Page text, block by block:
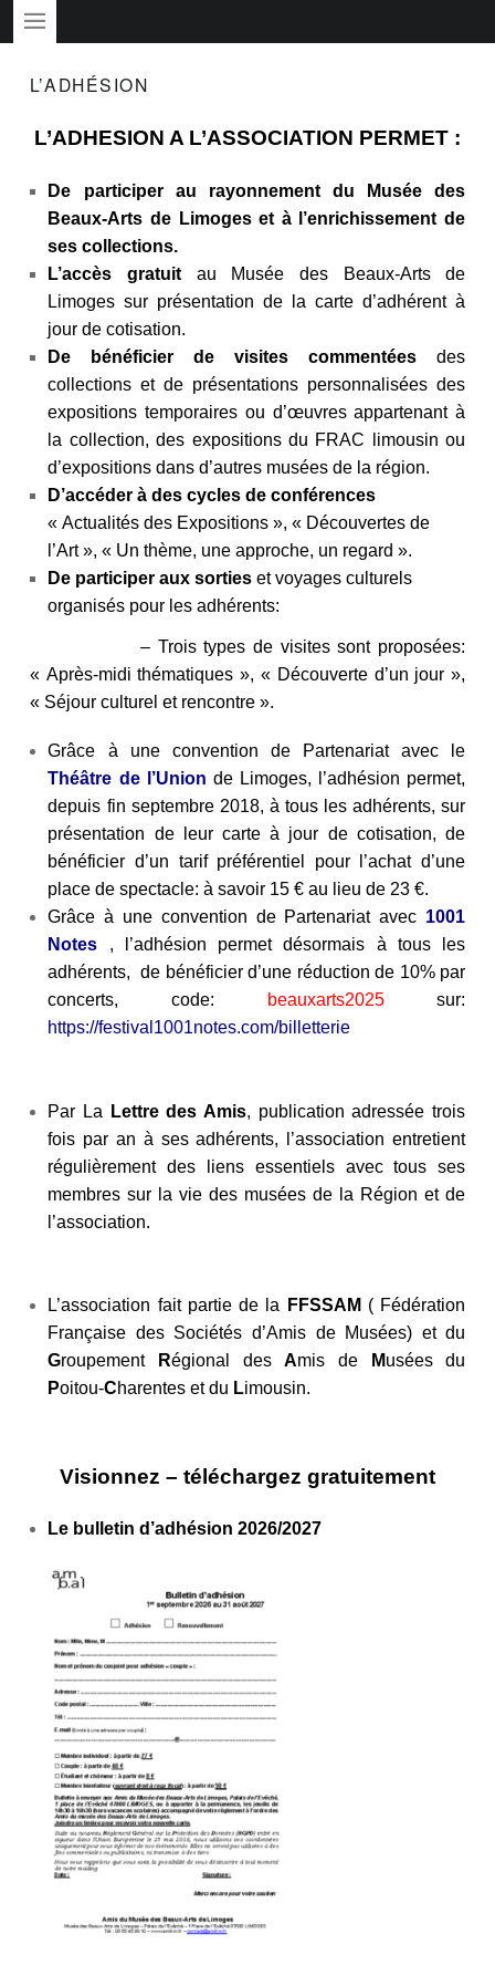
L’ADHÉSION
L’ADHESION A L’ASSOCIATION PERMET :
De participer au rayonnement du Musée des
Beaux-Arts de Limoges et à l’enrichissement de
ses collections.
L’accès gratuit au Musée des Beaux-Arts de
Limoges sur présentation de la carte d’adhérent à
jour de cotisation.
De bénéficier de visites commentées des
collections et de présentations personnalisées des
expositions temporaires ou d’œuvres appartenant à
la collection, des expositions du FRAC limousin ou
d’expositions dans d’autres musées de la région.
D’accéder à des cycles de conférences
« Actualités des Expositions », « Découvertes de
l’Art », « Un thème, une approche, un regard ».
De participer aux sorties et voyages culturels
organisés pour les adhérents:
– Trois types de visites sont proposées:
« Après-midi thématiques », « Découverte d’un jour »,
« Séjour culturel et rencontre ».
Grâce à une convention de Partenariat avec le
Théâtre de l’Union de Limoges, l’adhésion permet,
depuis fin septembre 2018, à tous les adhérents, sur
présentation de leur carte à jour de cotisation, de
bénéficier d’un tarif préférentiel pour l’achat d’une
place de spectacle: à savoir 15 € au lieu de 23 €.
Grâce à une convention de Partenariat avec 1001
Notes , l’adhésion permet désormais à tous les
adhérents, de bénéficier d’une réduction de 10% par
concerts, code:
beauxarts2025sur:
https://festival1001notes.com/billetterie
Par La Lettre des Amis, publication adressée trois
fois par an à ses adhérents, l’association entretient
régulièrement des liens essentiels avec tous ses
membres sur la vie des musées de la Région et de
l’association.
L’association fait partie de la FFSSAM ( Fédération
Française des Sociétés d’Amis de Musées) et du
Groupement Régional desAmis de Musées du
Poitou-Charentes et du Limousin.
Visionnez – téléchargez gratuitement
Le bulletin d’adhésion 2026/2027